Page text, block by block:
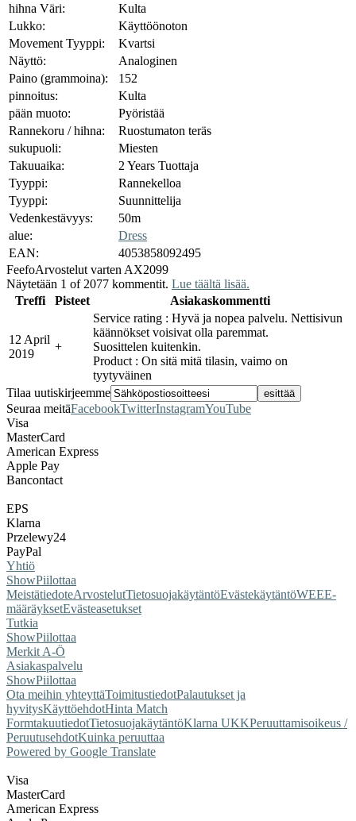
hihna Väri:
Kulta
Lukko:
Käyttöönoton
Movement Tyyppi:
Kvartsi
Näyttö:
Analoginen
Paino (grammoina):
152
pinnoitus:
Kulta
pään muoto:
Pyöristää
Rannekoru / hihna:
Ruostumaton teräs
sukupuoli:
Miesten
Takuuaika:
2 Years Tuottaja
Tyyppi:
Rannekelloa
Tyyppi:
Suunnittelija
Vedenkestävyys:
50m
alue:
Dress
EAN:
4053858092495
FeefoArvostelut varten AX2099
Näytetään 1 of 2077 kommentit. Lue täältä lisää.
Treffi
Pisteet Asiakaskommentti
12 April
2019
+
Service rating : Hyvä ja nopea palvelu. Nettisivun
käännökset voisivat olla paremmat.
Suosittelen kuitenkin.
Product : On sitä mitä tilasin, vaimo on
tyytyväinen
Tilaa uutiskirjeemme
Seuraa meitäFacebookTwitterInstagramYouTube
Visa
MasterCard
American Express
Apple Pay
Bancontact
EPS
Klarna
Przelewy24
PayPal
Yhtiö
ShowPiilottaa
MeistätiedoteArvostelutTietosuojakäytäntöEvästekäytäntöWEEE-
määräyksetEvästeasetukset
Tutkia
ShowPiilottaa
Merkit A-Ö
Asiakaspalvelu
ShowPiilottaa
Ota meihin yhteyttäToimitustiedotPalautukset ja
hyvitysKäyttöehdotHinta Match
FormtakuutiedotTietosuojakäytäntöKlarna UKKPeruuttamisoikeus /
PeruutusehdotKuinka peruuttaa
Powered by Google Translate
Visa
MasterCard
American Express